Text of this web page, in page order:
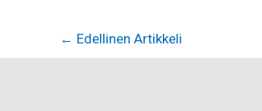
← Edellinen Artikkeli